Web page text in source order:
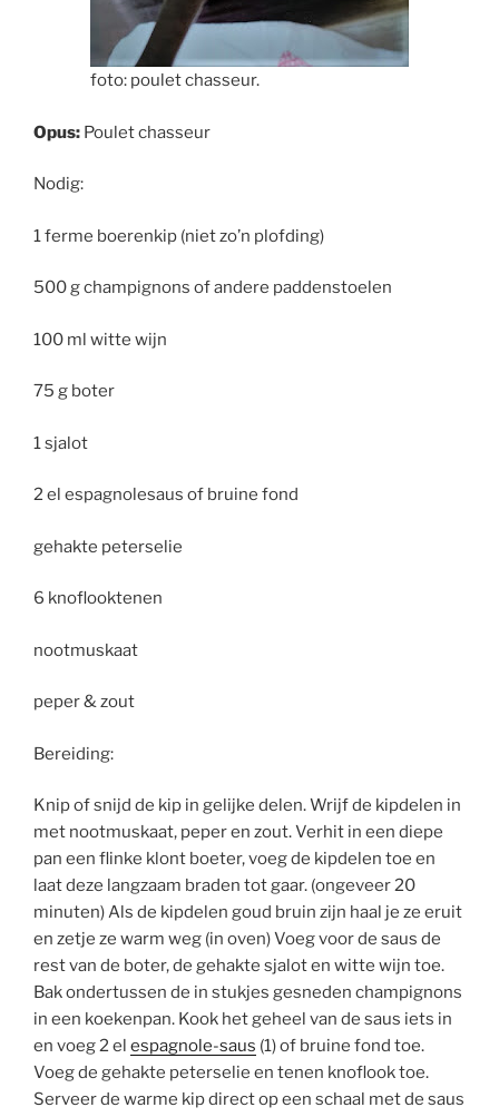
foto: poulet chasseur.
Opus: Poulet chasseur
Nodig:
1 ferme boerenkip (niet zo’n plofding)
500 g champignons of andere paddenstoelen
100 ml witte wijn
75 g boter
1 sjalot
2 el espagnolesaus of bruine fond
gehakte peterselie
6 knoflooktenen
nootmuskaat
peper & zout
Bereiding:
Knip of snijd de kip in gelijke delen. Wrijf de kipdelen in
met nootmuskaat, peper en zout. Verhit in een diepe
pan een flinke klont boeter, voeg de kipdelen toe en
laat deze langzaam braden tot gaar. (ongeveer 20
minuten) Als de kipdelen goud bruin zijn haal je ze eruit
en zetje ze warm weg (in oven) Voeg voor de saus de
rest van de boter, de gehakte sjalot en witte wijn toe.
Bak ondertussen de in stukjes gesneden champignons
in een koekenpan. Kook het geheel van de saus iets in
en voeg 2 el espagnole-saus (1) of bruine fond toe.
Voeg de gehakte peterselie en tenen knoflook toe.
Serveer de warme kip direct op een schaal met de saus